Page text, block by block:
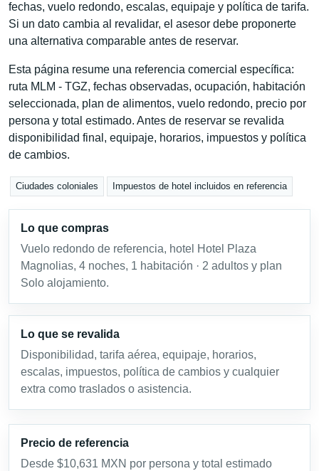
fechas, vuelo redondo, escalas, equipaje y política de tarifa.
Si un dato cambia al revalidar, el asesor debe proponerte
una alternativa comparable antes de reservar.
Esta página resume una referencia comercial específica:
ruta MLM - TGZ, fechas observadas, ocupación, habitación
seleccionada, plan de alimentos, vuelo redondo, precio por
persona y total estimado. Antes de reservar se revalida
disponibilidad final, equipaje, horarios, impuestos y política
de cambios.
Ciudades coloniales Impuestos de hotel incluidos en referencia
Lo que compras
Vuelo redondo de referencia, hotel Hotel Plaza
Magnolias, 4 noches, 1 habitación · 2 adultos y plan
Solo alojamiento.
Lo que se revalida
Disponibilidad, tarifa aérea, equipaje, horarios,
escalas, impuestos, política de cambios y cualquier
extra como traslados o asistencia.
Precio de referencia
Desde $10,631 MXN por persona y total estimado